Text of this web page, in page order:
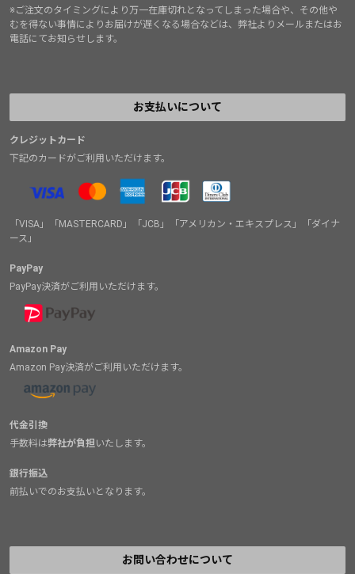
※ご注文のタイミングにより万一在庫切れとなってしまった場合や、その他や
むを得ない事情によりお届けが遅くなる場合などは、弊社よりメールまたはお
電話にてお知らせします。
お支払いについて
クレジットカード
下記のカードがご利用いただけます。
「VISA」「MASTERCARD」「JCB」「アメリカン・エキスプレス」「ダイナ
ース」
PayPay
PayPay決済がご利用いただけます。
Amazon Pay
Amazon Pay決済がご利用いただけます。
代金引換
手数料は弊社が負担いたします。
銀行振込
前払いでのお支払いとなります。
お問い合わせについて